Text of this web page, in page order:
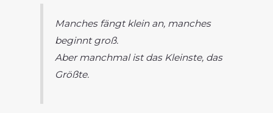
Manches fängt klein an, manches
beginnt groß.
Aber manchmal ist das Kleinste, das
Größte.